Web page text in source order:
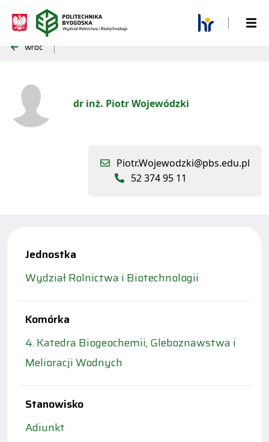
wróć
dr inż. Piotr Wojewódzki
Piotr.Wojewodzki@pbs.edu.pl
52 374 95 11
Jednostka
Wydział Rolnictwa i Biotechnologii
Komórka
4. Katedra Biogeochemii, Gleboznawstwa i
Melioracji Wodnych
Stanowisko
Adiunkt